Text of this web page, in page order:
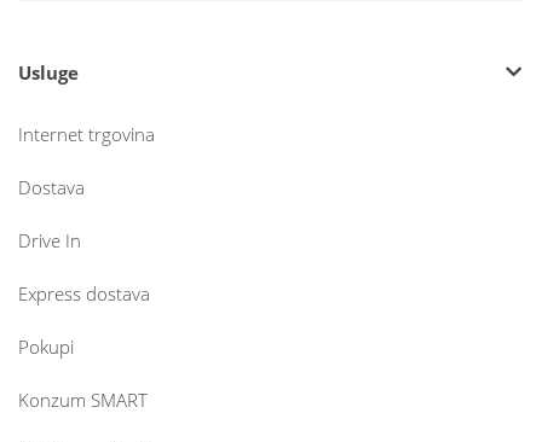
Usluge
Internet trgovina
Dostava
Drive In
Express dostava
Pokupi
Konzum SMART